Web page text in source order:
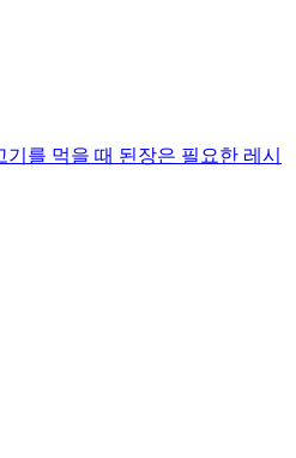
를 먹을 때 된장은 필요한 레시